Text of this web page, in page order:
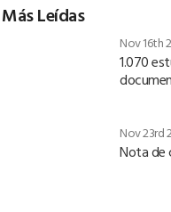
Más Leídas
Nov 16th
1.070
Nov 23rd
Nota de